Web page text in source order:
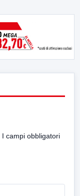
I campi obbligatori